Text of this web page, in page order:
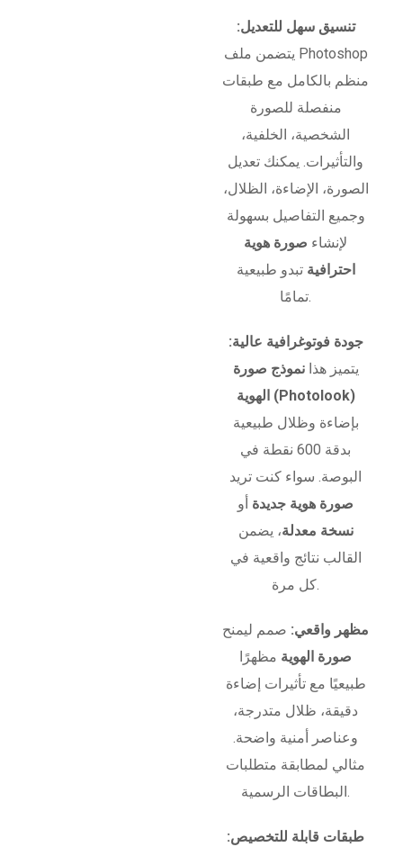
تنسيق سهل للتعديل:
يتضمن ملف Photoshop
منظم بالكامل مع طبقات
منفصلة للصورة
الشخصية، الخلفية،
والتأثيرات. يمكنك تعديل
الصورة، الإضاءة، الظلال،
وجميع التفاصيل بسهولة
لإنشاء صورة هوية
احترافية تبدو طبيعية
تمامًا.
جودة فوتوغرافية عالية:
يتميز هذانموذج صورة
الهوية (Photolook)
بإضاءة وظلال طبيعية
بدقة 600 نقطة في
البوصة. سواء كنت تريد
صورة هوية جديدة أو
نسخة معدلة، يضمن
القالب نتائج واقعية في
كل مرة.
مظهر واقعي: صمم ليمنح
صورة الهوية مظهرًا
طبيعيًا مع تأثيرات إضاءة
دقيقة، ظلال متدرجة،
وعناصر أمنية واضحة.
مثالي لمطابقة متطلبات
البطاقات الرسمية.
طبقات قابلة للتخصيص: